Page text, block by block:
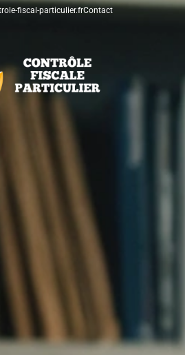
fiscal-particulier.frContact